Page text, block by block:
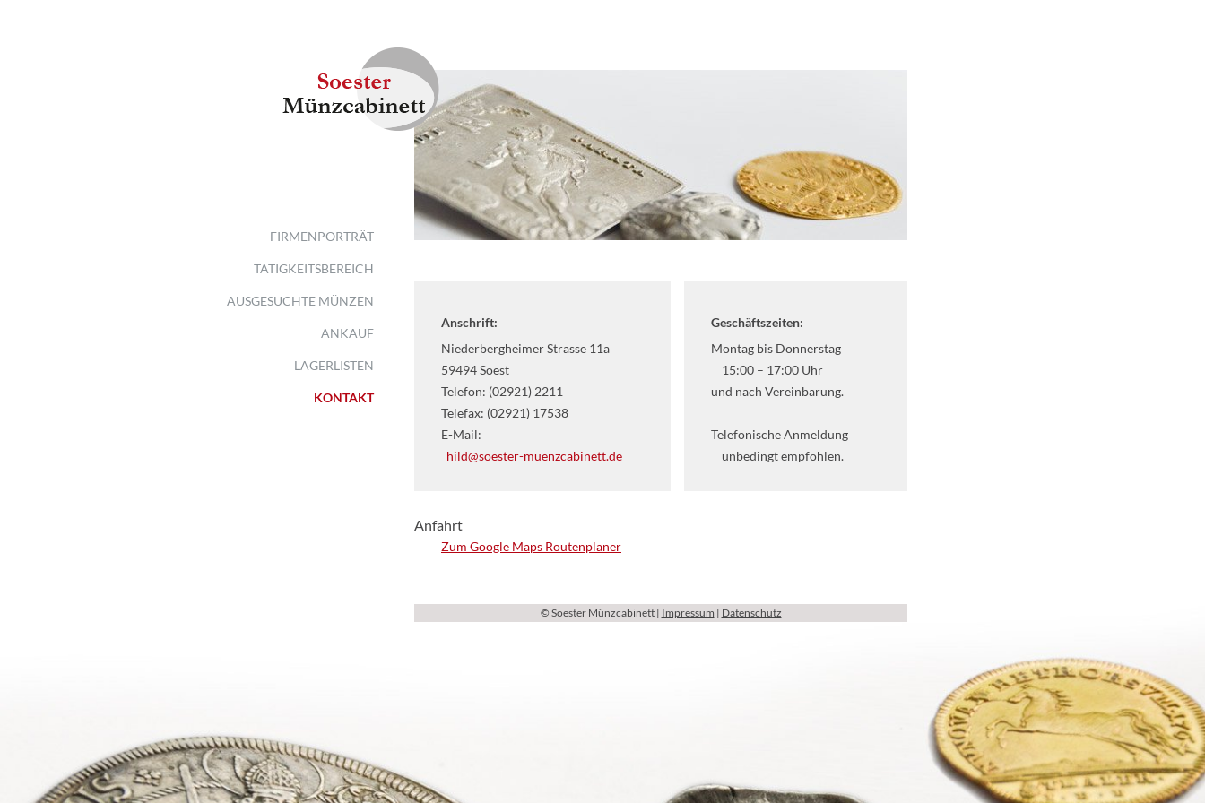
FIRMENPORTRÄT
TÄTIGKEITSBEREICH
AUSGESUCHTE MÜNZEN
ANKAUF
LAGERLISTEN
KONTAKT
Anschrift:
Niederbergheimer Strasse 11a
59494 Soest
Telefon: (02921) 2211
Telefax: (02921) 17538
E-Mail:
hild@soester-muenzcabinett.de
Geschäftszeiten:
Montag bis Donnerstag
15:00 – 17:00 Uhr
und nach Vereinbarung.
Telefonische Anmeldung
unbedingt empfohlen.
Anfahrt
Zum Google Maps Routenplaner
© Soester Münzcabinett | Impressum | Datenschutz